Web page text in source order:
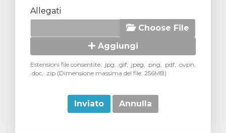
Allegati
Choose File
Aggiungi
Estensioni file consentite: .jpg, .gif, .jpeg, .png, .pdf, .ovpn,
.doc, .zip (Dimensione massima del file: 256MB)
Annulla